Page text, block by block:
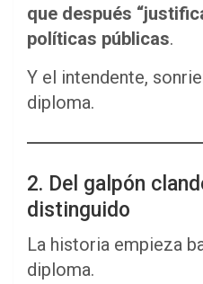
que después
políticas públicas.
Y el intendente,
diploma.
2. Del galpón
distinguido
La historia empieza
diploma.